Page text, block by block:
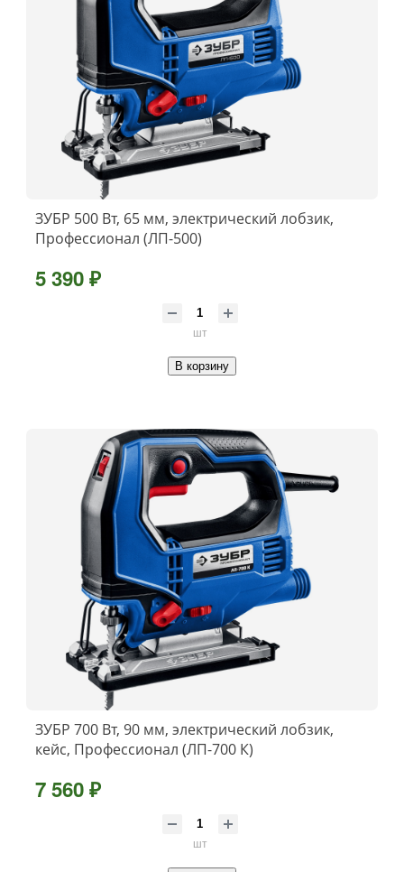
ЗУБР 500 Вт, 65 мм, электрический лобзик,
Профессионал (ЛП-500)
5 390 ₽
шт
В корзину
ЗУБР 700 Вт, 90 мм, электрический лобзик,
кейс, Профессионал (ЛП-700 К)
7 560 ₽
шт